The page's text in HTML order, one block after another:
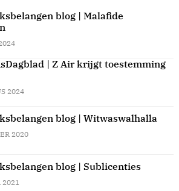
blog | Malafide
| Z Air krijgt toestemming
2024
blog | Witwaswalhalla
2020
blog | Sublicenties
2021